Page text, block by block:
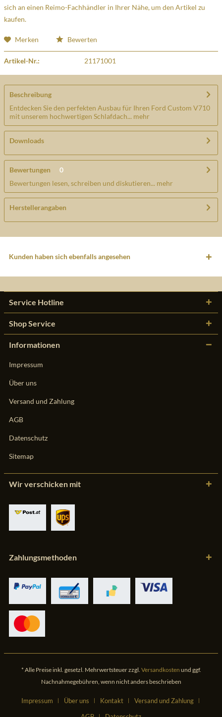
sich an einen Reimo-Fachhändler in Ihrer Nähe, um den Artikel zu
kaufen.
Merken Bewerten
Artikel-Nr.: 21171001
Beschreibung
Entdecken Sie den perfekten Ausbau für Ihren Ford Custom V710
mit unserem hochwertigen Schlafdach... mehr
Downloads
Bewertungen
0
Bewertungen lesen, schreiben und diskutieren... mehr
Herstellerangaben
Kunden haben sich ebenfalls angesehen
Service Hotline
Shop Service
Informationen
Impressum
Über uns
Versand und Zahlung
AGB
Datenschutz
Sitemap
Wir verschicken mit
Zahlungsmethoden
* Alle Preise inkl. gesetzl. Mehrwertsteuer zzgl. Versandkosten und ggf.
Nachnahmegebühren, wenn nicht anders beschrieben
Impressum Über uns Kontakt
Versand und Zahlung